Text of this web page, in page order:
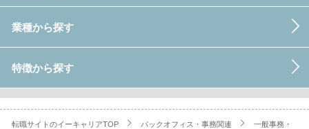
業種から探す
特徴から探す
転職サイトのイーキャリアTOP バックオフィス・事務関連
一般事務・